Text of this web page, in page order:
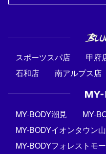
スポーツスパ店 甲府
石和店
南アルプス店
MY-BODY潮見
MY-
MY-BODYイオンタウン
MY-BODYフォレストモ